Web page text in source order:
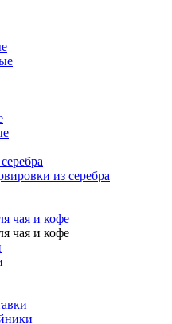
из серебра
чая и кофе
чая и кофе